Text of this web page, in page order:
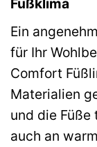
Fußklima
Ein
für Ihr
Comfort
Materialien
und die Füße
auch an